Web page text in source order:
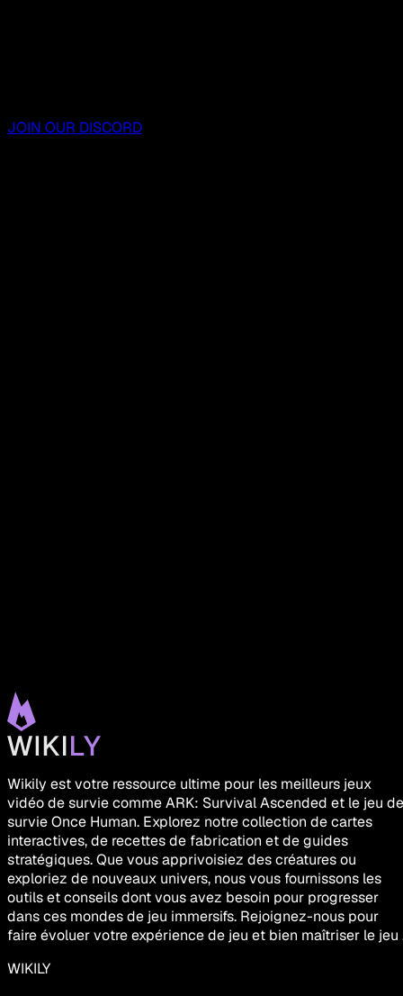
JOIN OUR DISCORD
Wikily est votre ressource ultime pour les meilleurs jeux
vidéo de survie comme ARK: Survival Ascended et le jeu de
survie Once Human. Explorez notre collection de cartes
interactives, de recettes de fabrication et de guides
stratégiques. Que vous apprivoisiez des créatures ou
exploriez de nouveaux univers, nous vous fournissons les
outils et conseils dont vous avez besoin pour progresser
dans ces mondes de jeu immersifs. Rejoignez-nous pour
faire évoluer votre expérience de jeu et bien maîtriser le jeu
WIKILY